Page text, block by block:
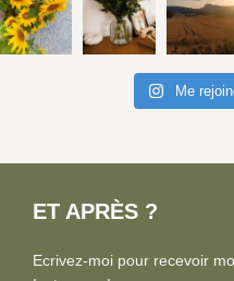
Me
ET APRÈS ?
Ecrivez-moi pour recevoir